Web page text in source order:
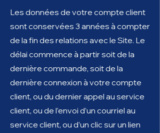
Les données de votre compte client
sont conservées 3 années à compter
de la fin des relations avec le Site. Le
délai commence à partir soit de la
dernière commande, soit de la
dernière connexion à votre compte
client, ou du dernier appel au service
client, ou de l’envoi d’un courriel au
service client, ou d’un clic sur un lien